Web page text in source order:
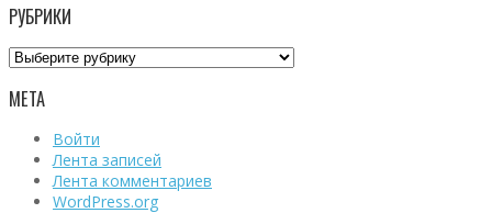
РУБРИКИ
Рубрики
МЕТА
Войти
Лента записей
Лента комментариев
WordPress.org